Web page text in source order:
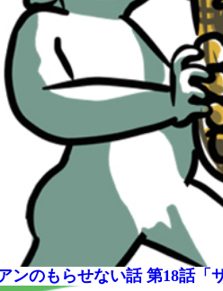
ンのもらせない話 第18話「